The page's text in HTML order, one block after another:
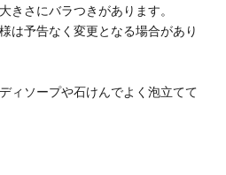
さにバラつきがあります。
は予告なく変更となる場合があり
ィソープや石けんでよく泡立てて